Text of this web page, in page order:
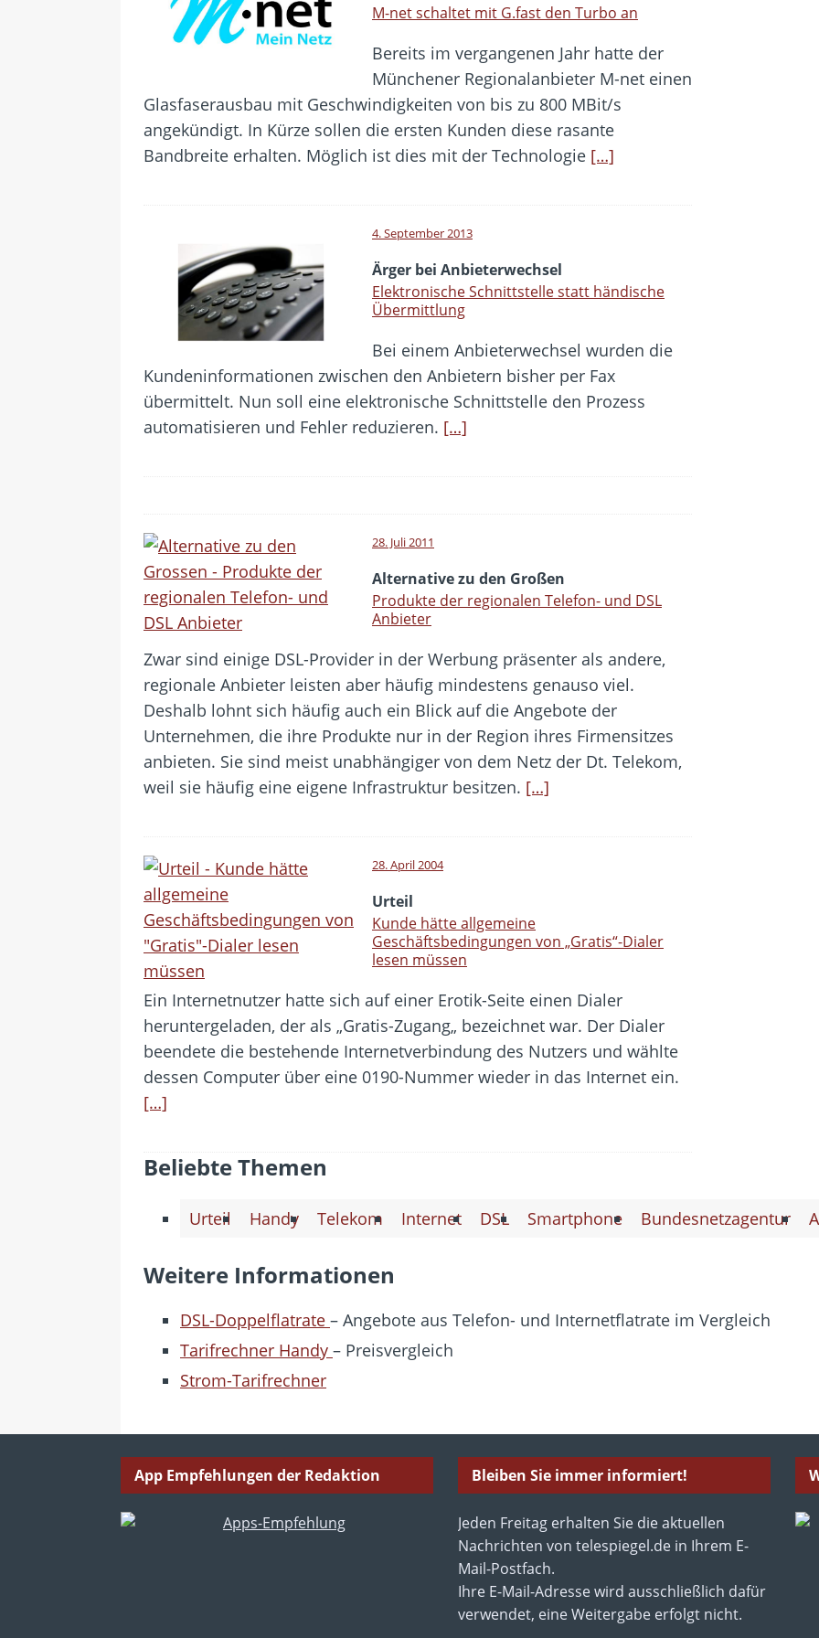
M-net schaltet mit G.fast den Turbo an
Bereits im vergangenen Jahr hatte der
Münchener Regionalanbieter M-net einen
Glasfaserausbau mit Geschwindigkeiten von bis zu 800 MBit/s
angekündigt. In Kürze sollen die ersten Kunden diese rasante
Bandbreite erhalten. Möglich ist dies mit der Technologie […]
4. September 2013
Ärger bei Anbieterwechsel
Elektronische Schnittstelle statt händische
Übermittlung
Bei einem Anbieterwechsel wurden die
Kundeninformationen zwischen den Anbietern bisher per Fax
übermittelt. Nun soll eine elektronische Schnittstelle den Prozess
automatisieren und Fehler reduzieren. […]
28. Juli 2011
Alternative zu den Großen
Produkte der regionalen Telefon- und DSL
Anbieter
Zwar sind einige DSL-Provider in der Werbung präsenter als andere,
regionale Anbieter leisten aber häufig mindestens genauso viel.
Deshalb lohnt sich häufig auch ein Blick auf die Angebote der
Unternehmen, die ihre Produkte nur in der Region ihres Firmensitzes
anbieten. Sie sind meist unabhängiger von dem Netz der Dt. Telekom,
weil sie häufig eine eigene Infrastruktur besitzen. […]
28. April 2004
Urteil
Kunde hätte allgemeine
Geschäftsbedingungen von „Gratis“-Dialer
lesen müssen
Ein Internetnutzer hatte sich auf einer Erotik-Seite einen Dialer
heruntergeladen, der als „Gratis-Zugang„ bezeichnet war. Der Dialer
beendete die bestehende Internetverbindung des Nutzers und wählte
dessen Computer über eine 0190-Nummer wieder in das Internet ein.
[…]
Beliebte Themen
Urteil Handy Telekom Internet DSL Smartphone Bundesnetzagentur
Weitere Informationen
DSL-Doppelflatrate – Angebote aus Telefon- und Internetflatrate im Vergleich
Tarifrechner Handy – Preisvergleich
Strom-Tarifrechner
App Empfehlungen der Redaktion Bleiben Sie immer informiert!
Jeden Freitag erhalten Sie die aktuellen
Nachrichten von telespiegel.de in Ihrem E-
Mail-Postfach.
Ihre E-Mail-Adresse wird ausschließlich dafür
verwendet, eine Weitergabe erfolgt nicht.